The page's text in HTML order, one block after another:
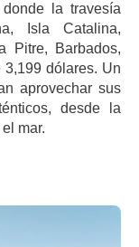
la travesía
Isla Catalina,
Pitre, Barbados,
3,199 dólares. Un
aprovechar sus
desde la
mar.